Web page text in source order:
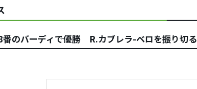
番のバーディで優勝 R.カブレラ-ベロを振り切る